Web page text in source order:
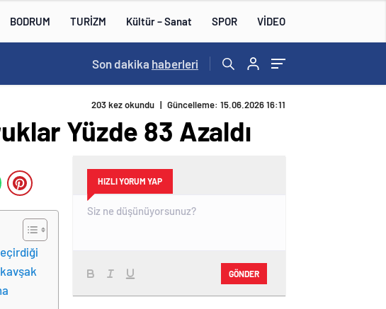
BODRUM TURİZM Kültür – Sanat SPOR VİDEO
Son dakika haberleri
203 kez okundu | Güncelleme: 15.06.2026 16:11
Yüzde 83 Azaldı
HIZLI YORUM YAP
GÖNDER